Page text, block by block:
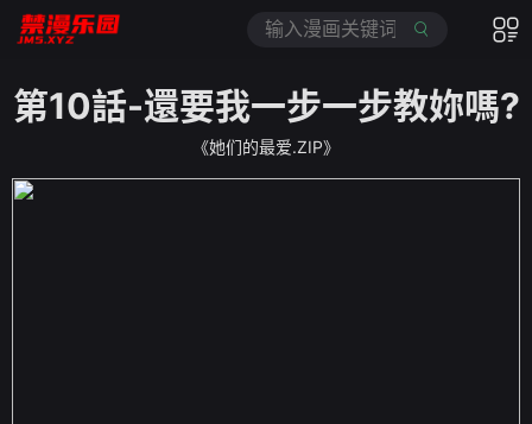
第10話-還要我一步一步教妳嗎?
《她们的最爱.ZIP》